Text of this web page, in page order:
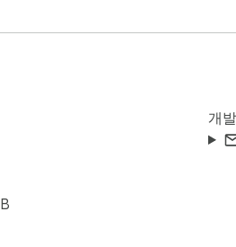
육행정정보시스템(NEIS) 기준의
개